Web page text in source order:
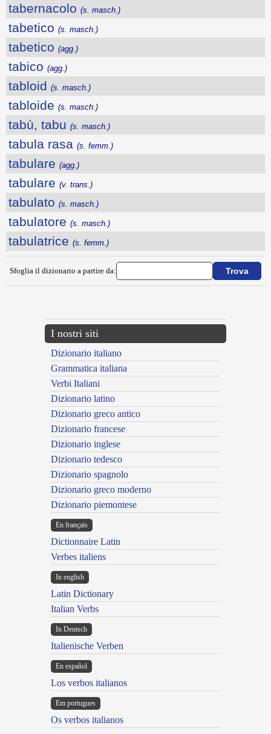
tabernacolo (s. masch.)
tabetico (s. masch.)
tabetico (agg.)
tabico (agg.)
tabloid (s. masch.)
tabloide (s. masch.)
tabù, tabu (s. masch.)
tabula rasa (s. femm.)
tabulare (agg.)
tabulare (v. trans.)
tabulato (s. masch.)
tabulatore (s. masch.)
tabulatrice (s. femm.)
Sfoglia il dizionario a partire da:
I nostri siti
Dizionario italiano
Grammatica italiana
Verbi Italiani
Dizionario latino
Dizionario greco antico
Dizionario francese
Dizionario inglese
Dizionario tedesco
Dizionario spagnolo
Dizionario greco moderno
Dizionario piemontese
En français
Dictionnaire Latin
Verbes italiens
In english
Latin Dictionary
Italian Verbs
In Deutsch
Italienische Verben
En español
Los verbos italianos
Em portugues
Os verbos italianos